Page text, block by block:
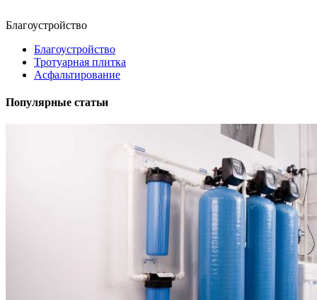
Благоустройство
Благоустройство
Тротуарная плитка
Асфальтирование
Популярные статьи